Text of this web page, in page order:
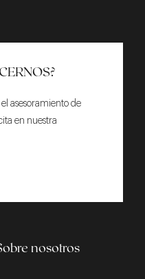
asesoramiento de
en nuestra
nosotros